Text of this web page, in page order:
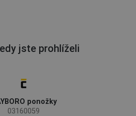
jste prohlíželi
ponožky
03160059